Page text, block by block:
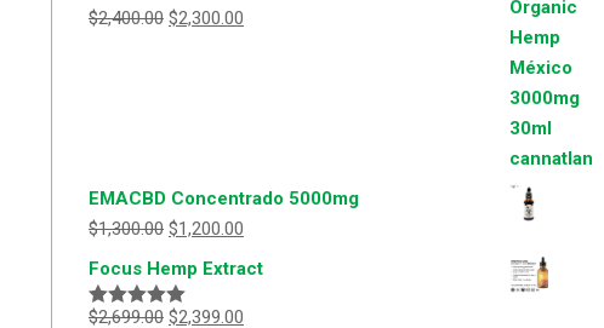
$2,400.00 $2,300.00
EMACBD Concentrado 5000mg
$1,300.00 $1,200.00
Focus Hemp Extract
Valorado
$2,699.00 $2,399.00